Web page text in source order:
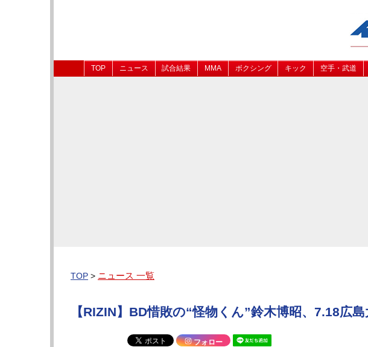
TOP ニュース 試合結果 MMA ボクシング キック 空手・武道
TOP > ニュース 一覧
【RIZIN】BD惜敗の“怪物くん”鈴木博昭、7.18広
フォロー